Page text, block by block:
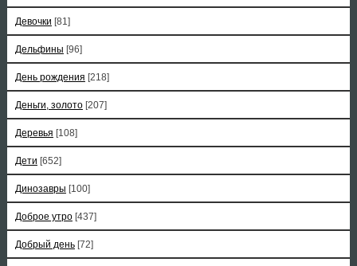
Девочки [81]
Дельфины [96]
День рождения [218]
Деньги, золото [207]
Деревья [108]
Дети [652]
Динозавры [100]
Доброе утро [437]
Добрый день [72]